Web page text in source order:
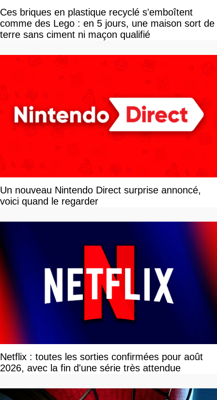
Ces briques en plastique recyclé s'emboîtent
comme des Lego : en 5 jours, une maison sort de
terre sans ciment ni maçon qualifié
Un nouveau Nintendo Direct surprise annoncé,
voici quand le regarder
Netflix : toutes les sorties confirmées pour août
2026, avec la fin d'une série très attendue